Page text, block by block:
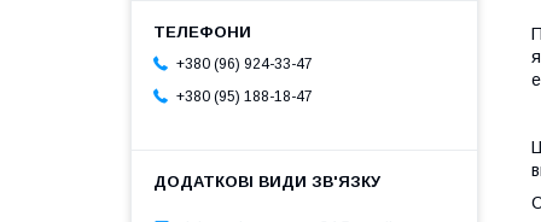
+380 (96) 924-33-47
+380 (95) 188-18-47